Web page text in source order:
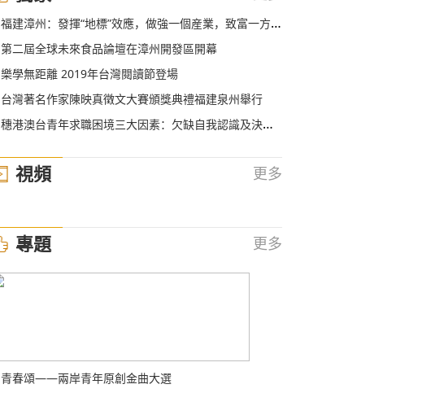
福建漳州：發揮“地標”效應，做強一個産業，致富一方百姓
第二屆全球未來食品論壇在漳州開發區開幕
樂學無距離 2019年台灣閱讀節登場
台灣著名作家陳映真徵文大賽頒獎典禮福建泉州舉行
穗港澳台青年求職困境三大因素：欠缺自我認識及決策能力、職業資料及社會價值影響
視頻 更多
專題 更多
青春頌——兩岸青年原創金曲大選